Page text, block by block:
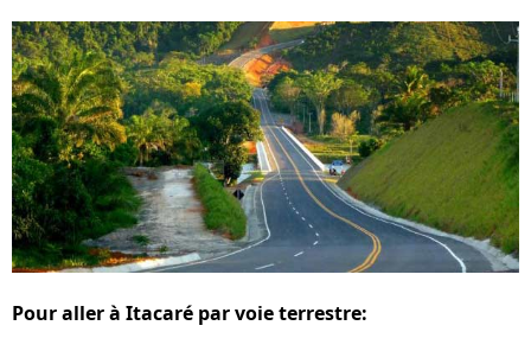
Pour aller à Itacaré par voie terrestre: